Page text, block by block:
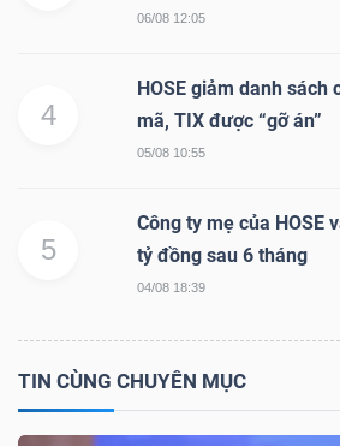
06/08 12:05
4
HOSE giảm danh sách
mã, TIX được “gỡ án”
05/08 10:55
5
Công ty mẹ của HOSE
tỷ đồng sau 6 tháng
04/08 18:39
TIN CÙNG CHUYÊN MỤC
giả
cáo
(-)
Thuật